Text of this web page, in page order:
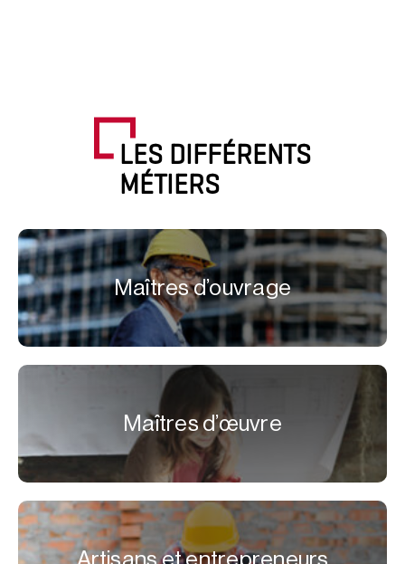
LES DIFFÉRENTS
MÉTIERS
Maîtres d’ouvrage
Maîtres d’œuvre
Artisans et entrepreneurs